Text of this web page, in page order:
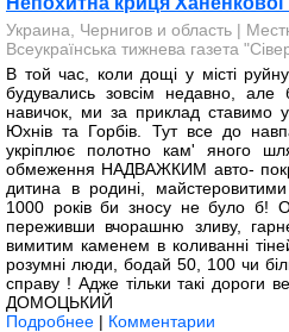
Украина, Чернигов и область |
Всеукраїнська тижнева газета
В той час, коли дощі у місті
будувались зовсім недавно,
навичок, ми за приклад ставимо
Юхнів та Горбів. Тут все до
укріплює полотно кам' яного
обмеження НАДВАЖКИМ авто-
дитина в родині,
1000 років би зносу не було б!
переживши вчорашню зливу,
вимитим каменем в коливанні
розумні люди, бодай 50, 100 чи
справу ! Адже тільки такі дороги
ДОМОЦЬКИЙ
Подробнее | Комментарии